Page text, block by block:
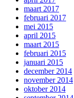
maart 2017
februari 2017
mei 2015
april 2015
maart 2015
februari 2015
januari 2015
december 2014
november 2014
oktober 2014